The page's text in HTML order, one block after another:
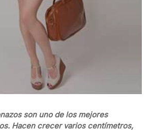
son uno de los mejores
Hacen crecer varios centímetros,